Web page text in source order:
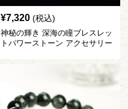
¥7,320 (税込)
神秘の輝き 深海の瞳ブレスレッ
トパワーストーン アクセサリー